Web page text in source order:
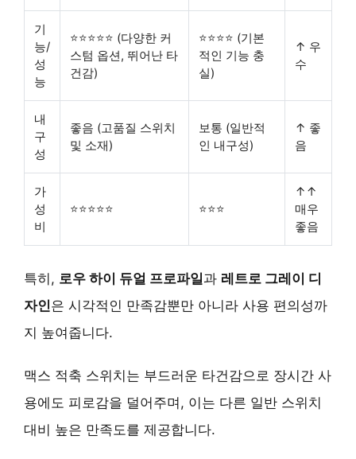
기
능/
성
능
⭐⭐⭐⭐⭐ (다양한 커
스텀 옵션, 뛰어난 타
건감)
⭐⭐⭐⭐ (기본
적인 기능 충
실)
↑ 우
수
내
구
성
좋음 (고품질 스위치
및 소재)
보통 (일반적
인 내구성)
↑ 좋
음
가
성
비
⭐⭐⭐⭐⭐ ⭐⭐⭐
↑↑
매우
좋음
특히, 로우 하이 듀얼 프로파일과 레트로 그레이 디
자인은 시각적인 만족감뿐만 아니라 사용 편의성까
지 높여줍니다.
맥스 적축 스위치는 부드러운 타건감으로 장시간 사
용에도 피로감을 덜어주며, 이는 다른 일반 스위치
대비 높은 만족도를 제공합니다.